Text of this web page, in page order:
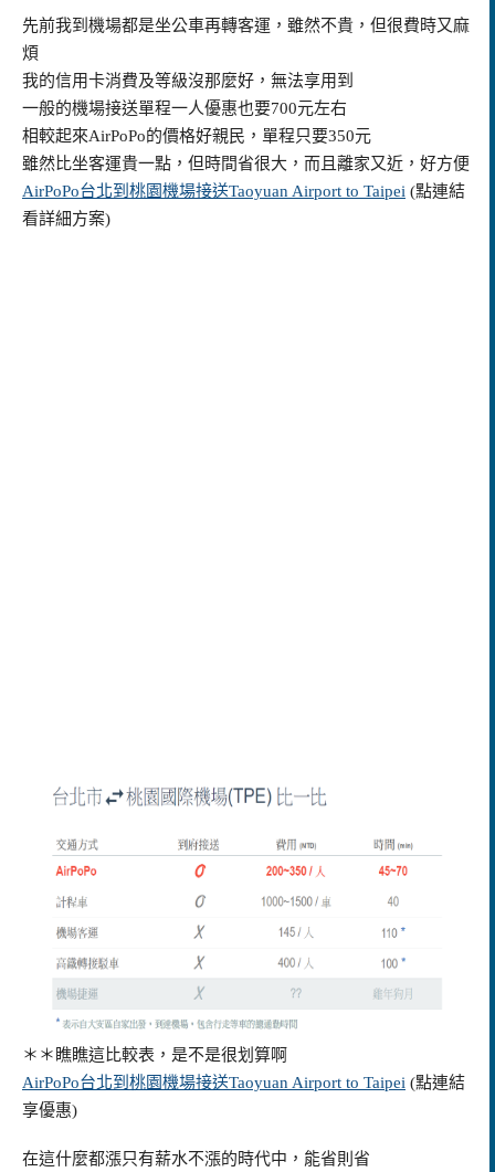
先前我到機場都是坐公車再轉客運，雖然不貴，但很費時又麻
煩
我的信用卡消費及等級沒那麼好，無法享用到
一般的機場接送單程一人優惠也要700元左右
相較起來AirPoPo的價格好親民，單程只要350元
雖然比坐客運貴一點，但時間省很大，而且離家又近，好方便
AirPoPo台北到桃園機場接送Taoyuan Airport to Taipei (點連結
看詳細方案)
＊＊瞧瞧這比較表，是不是很划算啊
AirPoPo台北到桃園機場接送Taoyuan Airport to Taipei (點連結
享優惠)
在這什麼都漲只有薪水不漲的時代中，能省則省